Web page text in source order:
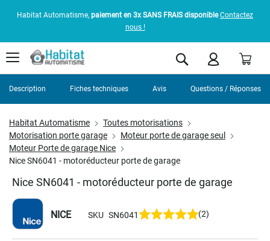
Habitat Automatisme, paiement en 3x SANS FRAIS disponible Contactez
nous !
Rechercher
Habitat Automatisme
Toutes motorisations
Motorisation porte garage
Moteur porte de garage seul
Moteur Porte de garage Nice
Nice SN6041 - motoréducteur porte de garage
Nice SN6041 - motoréducteur porte de garage
NICE SKU SN6041 (2)
Description Fiches techniques Avis Questions / Réponses